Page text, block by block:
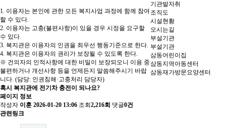
기관발자취
조직도
시설현황
오시는길
부설기관
부설기관
삼동어린이집
삼동지역아동센터
삼동재가방문요양센터
1. 이용자는 본인에 관한 모든 복지사업 과정에 함께 참여
할 수 있다.
2. 이용자는 고충(불편사항)이 있을 경우 시정을 요구할
수 있다.
3. 복지관은 이용자의 인권을 최우선 행동기준으로 한다.
4. 복지관은 이용자의 권리가 보장될 수 있도록 한다.
※ 건의자의 인적사항에 대한 비밀이 보장되오니 이용 중
불편하거나 개선사항 등을 언제든지 말씀해주시기 바랍
니다. (담당: 인권침해·고충처리 담당자)
혹시 복지관에 전기차 충전이 되나요?
페이지 정보
작성자 이훈 2026-01-20 13:06 조회 2,216회 댓글0건
관련링크